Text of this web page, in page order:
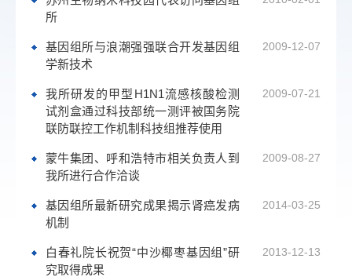
所
2009-12-07
基因组所与浪潮强强联合开发基因组
学新技术
2009-07-21
我所研发的甲型H1N1流感核酸检测
试剂盒通过科技部统一测评被国务院
联防联控工作机制科技组推荐使用
2009-08-27
蒙牛集团、呼和浩特市相关负责人到
我所进行合作洽谈
2014-03-25
基因组所最新研究成果揭示肾癌发病
机制
2013-12-13
白春礼院长祝贺“中沙椰枣基因组”研
究取得成果